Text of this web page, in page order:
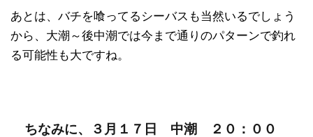
あとは、バチを喰ってるシーバスも当然いるでしょう
から、大潮～後中潮では今まで通りのパターンで釣れ
る可能性も大ですね。
ちなみに、３月１７日 中潮 ２０：００